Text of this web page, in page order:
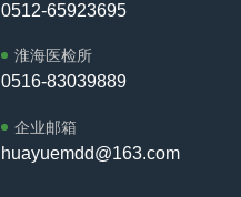
材整体解决方案。任职资
格：1、生物技术、生物
学等硕士及以上学历；
2、有3年以上生物医药研
0512-65923695
淮海医检所
0516-83039889
企业邮箱
huayuemdd@163.com